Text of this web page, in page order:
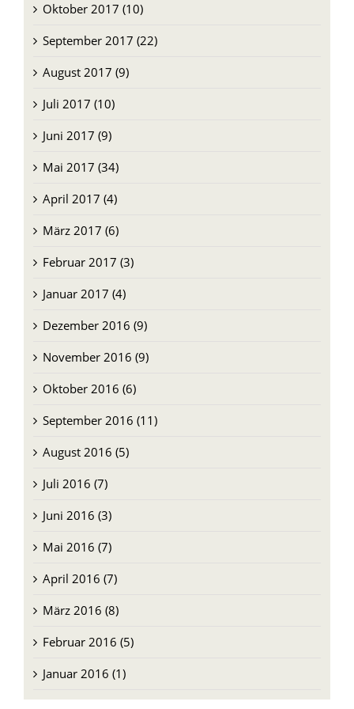
Oktober 2017 (10)
September 2017 (22)
August 2017 (9)
Juli 2017 (10)
Juni 2017 (9)
Mai 2017 (34)
April 2017 (4)
März 2017 (6)
Februar 2017 (3)
Januar 2017 (4)
Dezember 2016 (9)
November 2016 (9)
Oktober 2016 (6)
September 2016 (11)
August 2016 (5)
Juli 2016 (7)
Juni 2016 (3)
Mai 2016 (7)
April 2016 (7)
März 2016 (8)
Februar 2016 (5)
Januar 2016 (1)